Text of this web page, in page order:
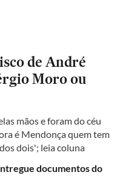
de André
Moro ou
mãos e foram do céu
é Mendonça quem tem
dois'; leia coluna
documentos do